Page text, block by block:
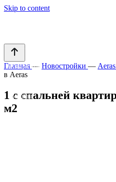
Skip to content
заявку
Квартиры
Виллы
Главная — Новостройки — Aeras
в Aeras
1 с спальней
м2